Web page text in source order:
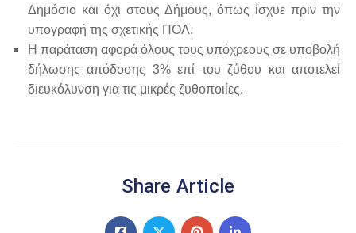
Δημόσιο και όχι στους Δήμους, όπως ίσχυε πριν την
υπογραφή της σχετικής ΠΟΛ.
Η παράταση αφορά όλους τους υπόχρεους σε υποβολή
δήλωσης απόδοσης 3% επί του ζύθου και αποτελεί
διευκόλυνση για τις μικρές ζυθοποιίες.
Share Article